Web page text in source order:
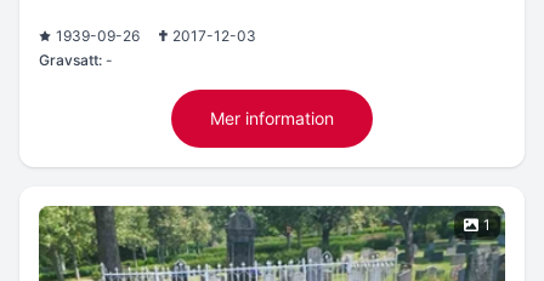
1939-09-26
2017-12-03
Gravsatt: -
Mer information
1